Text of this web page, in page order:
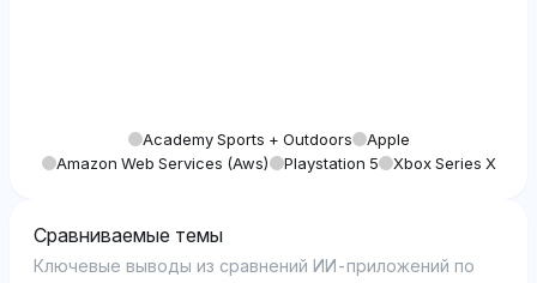
Academy Sports + Outdoors
Apple
Amazon Web Services (aws)
Playstation 5 Xbox Series X
Сравниваемые темы
Ключевые выводы из сравнений ИИ-приложений по